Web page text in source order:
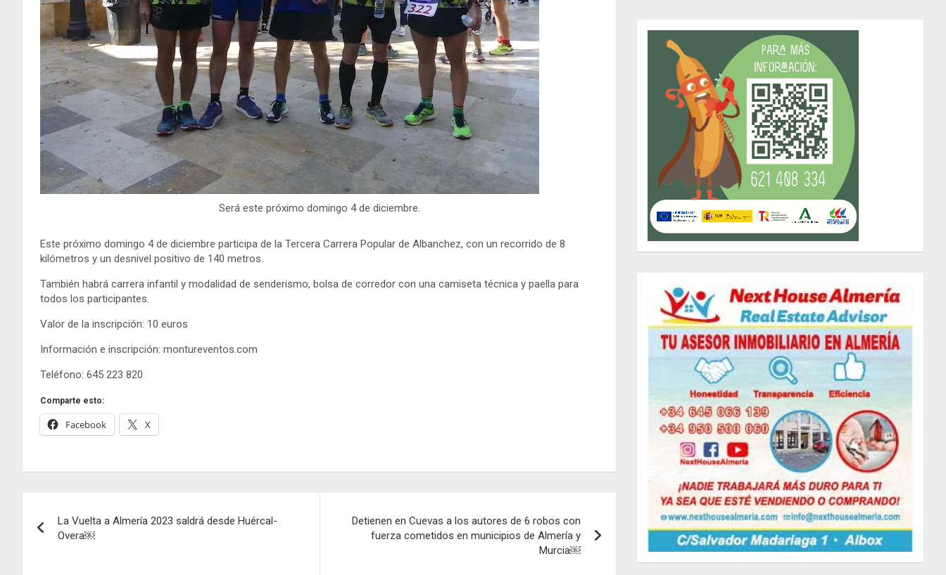
Será este próximo domingo 4 de diciembre.
Este próximo domingo 4 de diciembre participa de la Tercera Carrera Popular de Albanchez, con un recorrido de 8
kilómetros y un desnivel positivo de 140 metros.
También habrá carrera infantil y modalidad de senderismo, bolsa de corredor con una camiseta técnica y paella para
todos los participantes.
Valor de la inscripción: 10 euros
Información e inscripción: montureventos.com
Teléfono: 645 223 820
Comparte esto:
Facebook X
de
La Vuelta a Almería 2023 saldrá desde Huércal-
Overa￼
Detienen en Cuevas a los autores de 6 robos con
fuerza cometidos en municipios de Almería y
Murcia￼